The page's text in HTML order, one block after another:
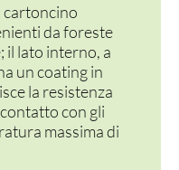
da foreste
il lato interno, a
un coating in
la resistenza
con gli
massima di